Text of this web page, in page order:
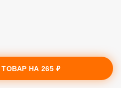
ТОВАР НА265 ₽